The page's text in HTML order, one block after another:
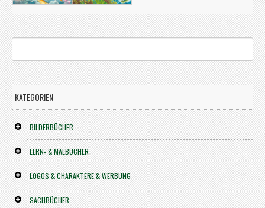
KATEGORIEN
BILDERBÜCHER
LERN- & MALBÜCHER
LOGOS & CHARAKTERE & WERBUNG
SACHBÜCHER